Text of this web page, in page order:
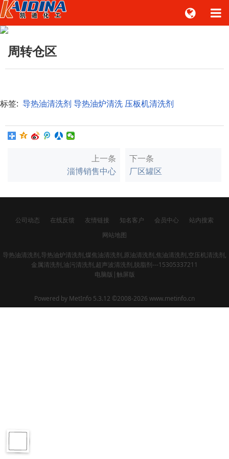
周转仓区
标签: 导热油清洗剂 导热油炉清洗 压板机清洗剂
上一条
淄博销售中心
下一条
厂区罐区
公司动态 在线反馈 友情链接 知名客户 会员中心
站内搜索
网站地图
导热油清洗剂,导热油炉清洗剂,煤焦油清洗剂,原油清洗剂,焦油清洗剂,空压机清洗剂,
金属清洗剂,油污清洗剂,超声波清洗剂,脱脂剂---15305337211
电脑版 |触屏版
Powered by MetInfo 5.3.12 ©2008-2026 www.metinfo.cn